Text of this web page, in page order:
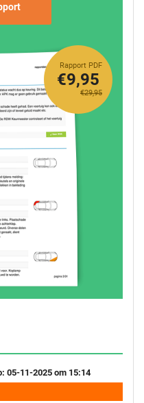
Rapport PDF
€29,95
€9,95
05-11-2025 om 15:14